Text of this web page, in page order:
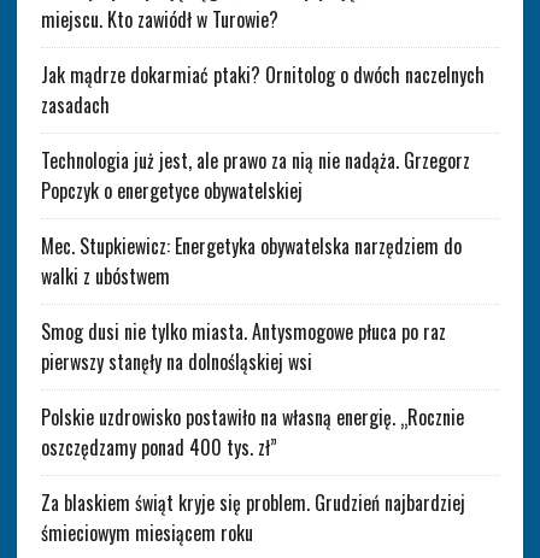
miejscu. Kto zawiódł w Turowie?
Jak mądrze dokarmiać ptaki? Ornitolog o dwóch naczelnych
zasadach
Technologia już jest, ale prawo za nią nie nadąża. Grzegorz
Popczyk o energetyce obywatelskiej
Mec. Stupkiewicz: Energetyka obywatelska narzędziem do
walki z ubóstwem
Smog dusi nie tylko miasta. Antysmogowe płuca po raz
pierwszy stanęły na dolnośląskiej wsi
Polskie uzdrowisko postawiło na własną energię. „Rocznie
oszczędzamy ponad 400 tys. zł”
Za blaskiem świąt kryje się problem. Grudzień najbardziej
śmieciowym miesiącem roku